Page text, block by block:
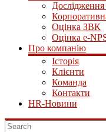
Дослідження
Оцінка ЗВК
Оцінка e-
Про компанію
Історія
Клієнти
Команда
Контакти
HR-Новини